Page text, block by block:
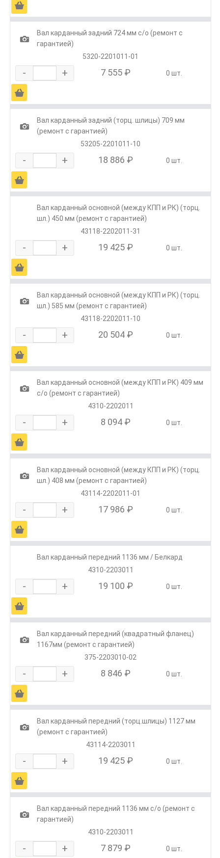
Ä
1
Вал карданный задний 724 мм с/о (ремонт с
гарантией)
5320-2201011-01
- + 7 555 ₽ 0 шт.
Ä
1
Вал карданный задний (торц. шлицы) 709 мм
(ремонт с гарантией)
53205-2201011-10
- + 18 886 ₽ 0 шт.
Ä
Вал карданный основной (между КПП и РК) (торц.
шл.) 450 мм (ремонт с гарантией)
43118-2202011-31
- + 19 425 ₽ 0 шт.
Ä
1
Вал карданный основной (между КПП и РК) (торц.
шл.) 585 мм (ремонт с гарантией)
43118-2202011-10
- + 20 504 ₽ 0 шт.
Ä
1
Вал карданный основной (между КПП и РК) 409 мм
с/о (ремонт с гарантией)
4310-2202011
- + 8 094 ₽ 0 шт.
Ä
1
Вал карданный основной (между КПП и РК) (торц.
шл.) 408 мм (ремонт с гарантией)
43114-2202011-01
- + 17 986 ₽ 0 шт.
Ä
Вал карданный передний 1136 мм / Белкард
4310-2203011
- + 19 100 ₽ 0 шт.
Ä
1
Вал карданный передний (квадратный фланец)
1167мм (ремонт с гарантией)
375-2203010-02
- + 8 846 ₽ 0 шт.
Ä
1
Вал карданный передний (торц.шлицы) 1127 мм
(ремонт с гарантией)
43114-2203011
- + 19 425 ₽ 0 шт.
Ä
1
Вал карданный передний 1136 мм с/о (ремонт с
гарантией)
4310-2203011
- + 7 879 ₽ 0 шт.